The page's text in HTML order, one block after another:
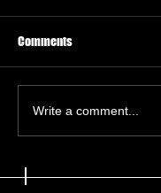
Comments
Write a comment...